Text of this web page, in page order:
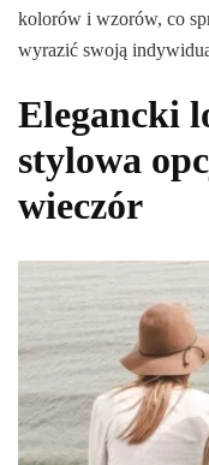
kolorów i wzorów, co
wyrazić swoją
Elegancki
stylowa
wieczór